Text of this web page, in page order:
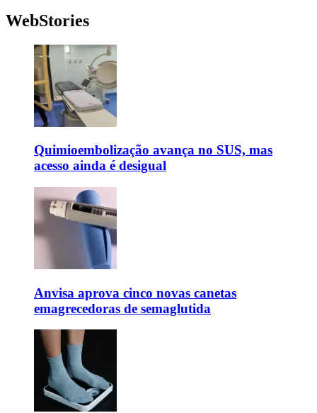
WebStories
Quimioembolização avança no SUS, mas
acesso ainda é desigual
Anvisa aprova cinco novas canetas
emagrecedoras de semaglutida